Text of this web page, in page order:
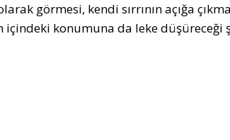
görmesi, kendi sırrının açığa
konumuna da leke düşüreceği